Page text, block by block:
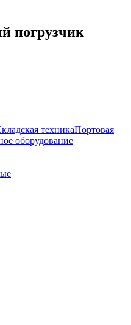
погрузчик
техникаПортовая
оборудование